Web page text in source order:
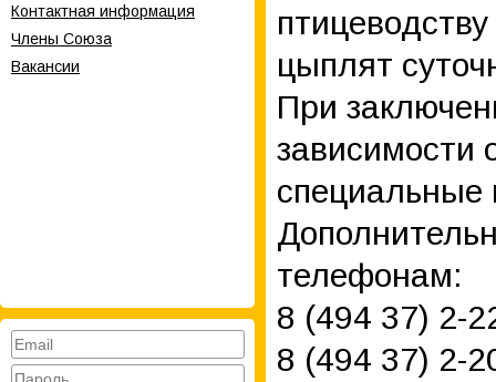
Контактная информация
Члены Cоюза
Вакансии
цыплят
При
зависимости
специальные
телефонам:
8 (494 37) 2-
8 (494 37) 2-